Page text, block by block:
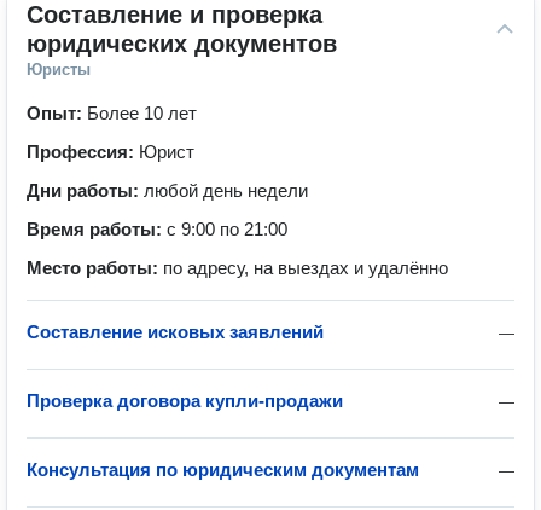
Составление и проверка
юридических документов
Юристы
Опыт: Более 10 лет
Профессия: Юрист
Дни работы: любой день недели
Время работы: с 9:00 по 21:00
Место работы: по адресу, на выездах и удалённо
—
Составление исковых заявлений
—
Проверка договора купли-продажи
—
Консультация по юридическим документам